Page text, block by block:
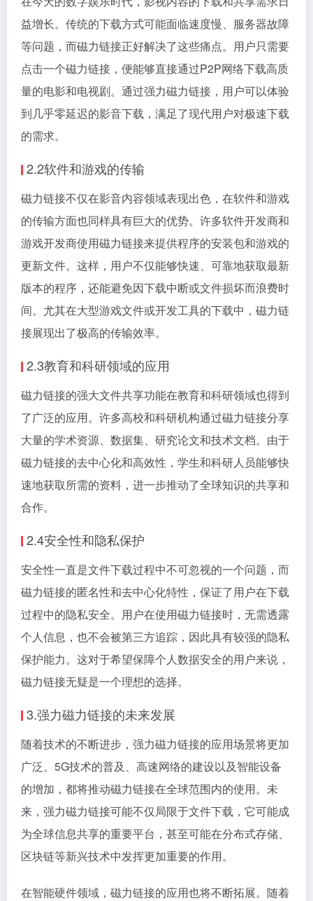
益增长。传统的下载方式可能面临速度慢、服务器故障
等问题，而磁力链接正好解决了这些痛点。用户只需要
点击一个磁力链接，便能够直接通过P2P网络下载高质
量的电影和电视剧。通过强力磁力链接，用户可以体验
到几乎零延迟的影音下载，满足了现代用户对极速下载
的需求。
2.2软件和游戏的传输
磁力链接不仅在影音内容领域表现出色，在软件和游戏
的传输方面也同样具有巨大的优势。许多软件开发商和
游戏开发商使用磁力链接来提供程序的安装包和游戏的
更新文件。这样，用户不仅能够快速、可靠地获取最新
版本的程序，还能避免因下载中断或文件损坏而浪费时
间。尤其在大型游戏文件或开发工具的下载中，磁力链
接展现出了极高的传输效率。
2.3教育和科研领域的应用
磁力链接的强大文件共享功能在教育和科研领域也得到
了广泛的应用。许多高校和科研机构通过磁力链接分享
大量的学术资源、数据集、研究论文和技术文档。由于
磁力链接的去中心化和高效性，学生和科研人员能够快
速地获取所需的资料，进一步推动了全球知识的共享和
合作。
2.4安全性和隐私保护
安全性一直是文件下载过程中不可忽视的一个问题，而
磁力链接的匿名性和去中心化特性，保证了用户在下载
过程中的隐私安全。用户在使用磁力链接时，无需透露
个人信息，也不会被第三方追踪，因此具有较强的隐私
保护能力。这对于希望保障个人数据安全的用户来说，
磁力链接无疑是一个理想的选择。
3.强力磁力链接的未来发展
随着技术的不断进步，强力磁力链接的应用场景将更加
广泛。5G技术的普及、高速网络的建设以及智能设备
的增加，都将推动磁力链接在全球范围内的使用。未
来，强力磁力链接可能不仅局限于文件下载，它可能成
为全球信息共享的重要平台，甚至可能在分布式存储、
区块链等新兴技术中发挥更加重要的作用。
在智能硬件领域，磁力链接的应用也将不断拓展。随着